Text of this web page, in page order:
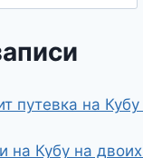
путевка на
на Кубу на